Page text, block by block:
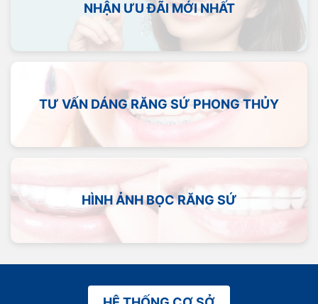
NHẬN ƯU ĐÃI MỚI NHẤT
TƯ VẤN DÁNG RĂNG SỨ PHONG THỦY
HÌNH ẢNH BỌC RĂNG SỨ